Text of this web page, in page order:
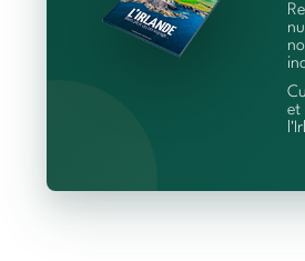
et